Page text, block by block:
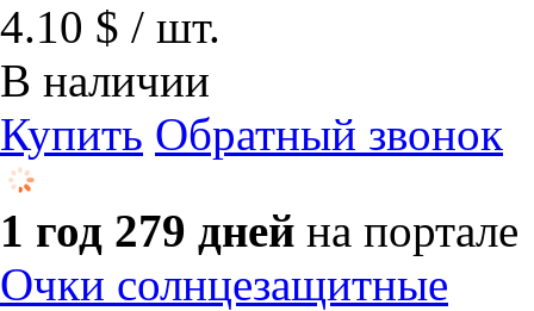
4.10 $ / шт.
В наличии
Купить Обратный звонок
1 год 279 дней на портале
Очки солнцезащитные